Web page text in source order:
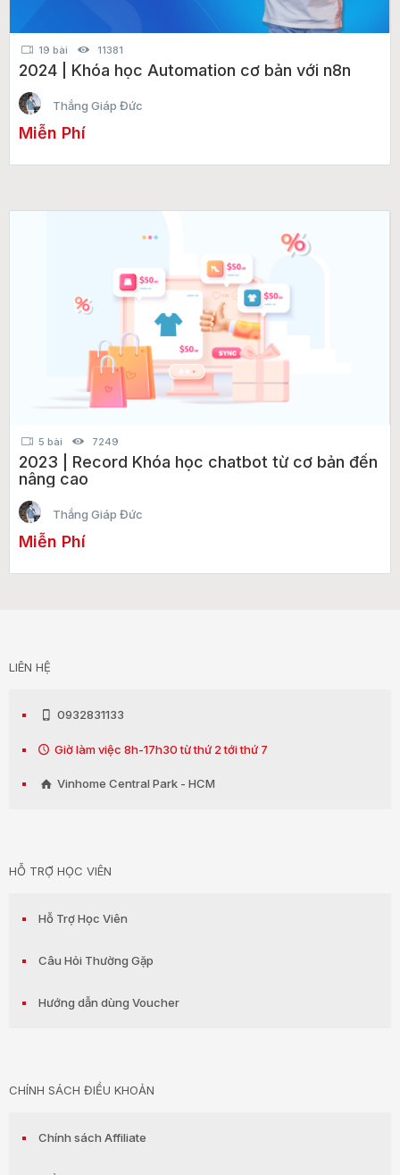
19 bài 11381
2024 | Khóa học Automation cơ bản với n8n
Thắng Giáp Đức
Miễn Phí
5 bài 7249
2023 | Record Khóa học chatbot từ cơ bản đến
nâng cao
Thắng Giáp Đức
Miễn Phí
LIÊN HỆ
0932831133
Giờ làm việc 8h-17h30 từ thứ 2 tới thứ 7
Vinhome Central Park - HCM
HỖ TRỢ HỌC VIÊN
Hỗ Trợ Học Viên
Câu Hỏi Thường Gặp
Hướng dẫn dùng Voucher
CHÍNH SÁCH ĐIỀU KHOẢN
Chính sách Affiliate